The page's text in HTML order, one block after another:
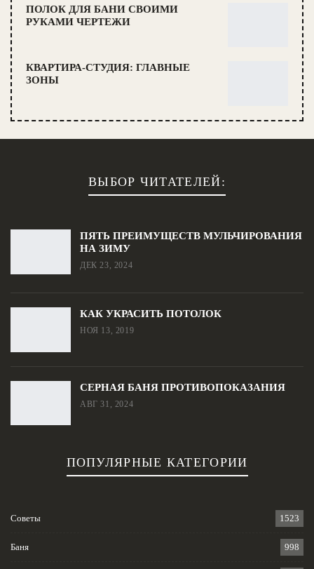
ПОЛОК ДЛЯ БАНИ СВОИМИ
РУКАМИ ЧЕРТЕЖИ
КВАРТИРА-СТУДИЯ: ГЛАВНЫЕ
ЗОНЫ
ВЫБОР ЧИТАТЕЛЕЙ:
ПЯТЬ ПРЕИМУЩЕСТВ МУЛЬЧИРОВАНИЯ
НА ЗИМУ
ДЕК 23, 2024
КАК УКРАСИТЬ ПОТОЛОК
НОЯ 13, 2019
СЕРНАЯ БАНЯ ПРОТИВОПОКАЗАНИЯ
АВГ 31, 2024
ПОПУЛЯРНЫЕ КАТЕГОРИИ
Советы 1523
Баня 998